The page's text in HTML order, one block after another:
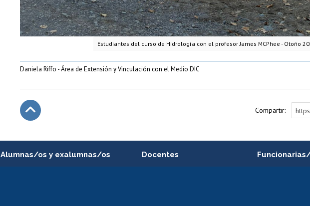
Estudiantes del curso de Hidrología con el profesor James MCPhee - Otoño
Daniela Riffo - Área de Extensión y Vinculación con el Medio DIC
Compartir:
Alumnas/os y exalumnas/os Docentes